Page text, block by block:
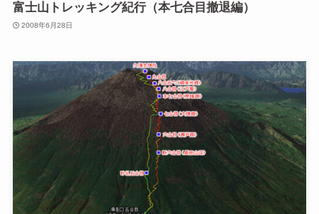
富士山トレッキング紀行（本七合目撤退編）
2008年6月28日